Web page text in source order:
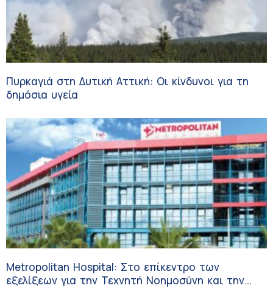
Πυρκαγιά στη Δυτική Αττική: Οι κίνδυνοι για τη
δημόσια υγεία
Metropolitan Hospital: Στο επίκεντρο των
εξελίξεων για την Τεχνητή Νοημοσύνη και την